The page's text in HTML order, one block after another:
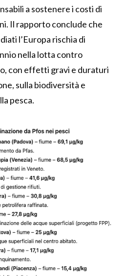
a sostenere i costi di
Il rapporto conclude che
l’Europa rischia di
nella lotta contro
con effetti gravi e duraturi
sulla biodiversità e
pesca.